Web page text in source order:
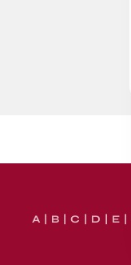
A B C D E